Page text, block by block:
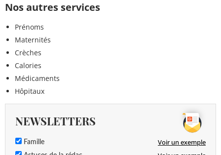
Nos autres services
Prénoms
Maternités
Crèches
Calories
Médicaments
Hôpitaux
NEWSLETTERS
Famille Voir un exemple